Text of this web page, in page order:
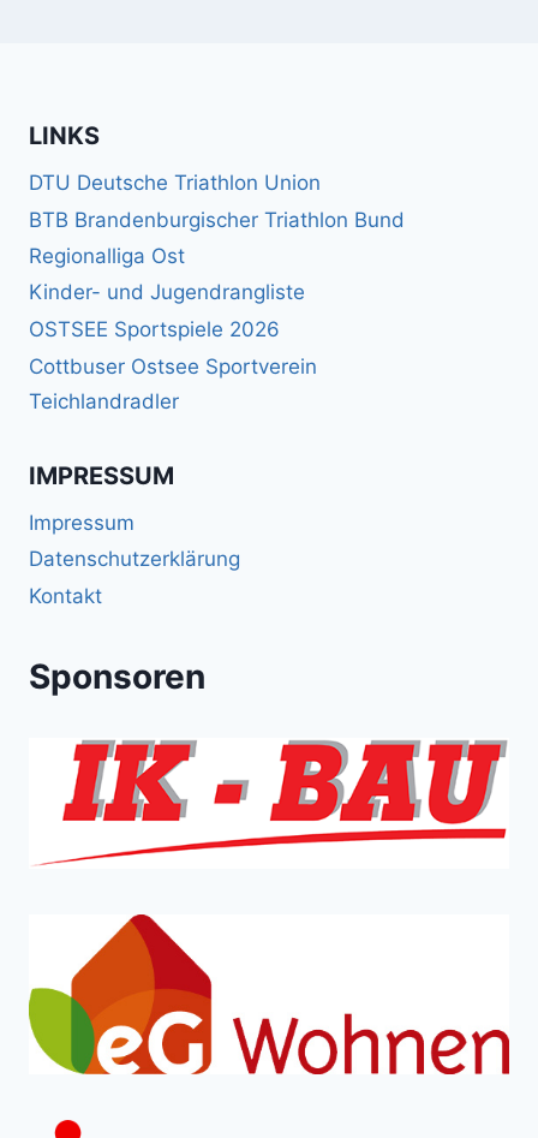
LINKS
DTU Deutsche Triathlon Union
BTB Brandenburgischer Triathlon Bund
Regionalliga Ost
Kinder- und Jugendrangliste
OSTSEE Sportspiele 2026
Cottbuser Ostsee Sportverein
Teichlandradler
IMPRESSUM
Impressum
Datenschutzerklärung
Kontakt
Sponsoren